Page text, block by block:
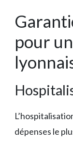
pour
dépenses le